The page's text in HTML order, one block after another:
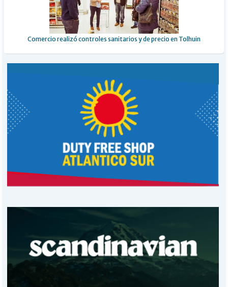
Comercio realizó controles sanitarios y de precio en Tolhuin